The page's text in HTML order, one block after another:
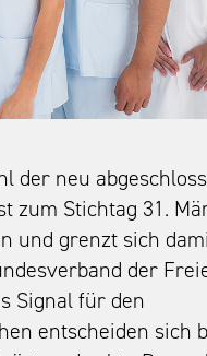
der neu
zum Stichtag 31.
und grenzt sich
der
Signal für den
entscheiden sich